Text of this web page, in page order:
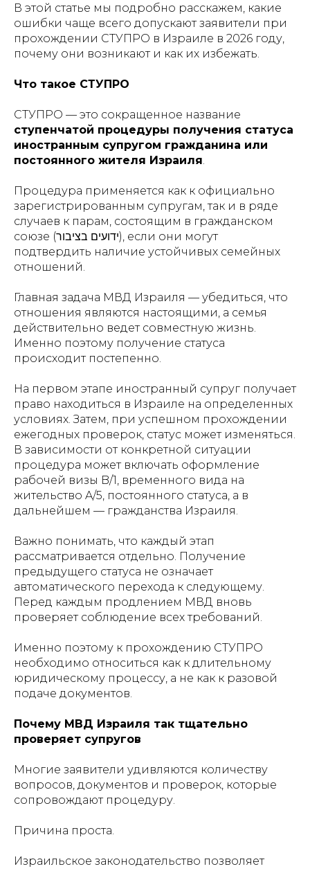
В этой статье мы подробно расскажем, какие
ошибки чаще всего допускают заявители при
прохождении СТУПРО в Израиле в 2026 году,
почему они возникают и как их избежать.
Что такое СТУПРО
СТУПРО — это сокращенное название
ступенчатой процедуры получения статуса
иностранным супругом гражданина или
постоянного жителя Израиля
Процедура применяется как к официально
зарегистрированным супругам, так и в ряде
случаев к парам, состоящим в гражданском
союзе (ידועים בציבור), если они могут
подтвердить наличие устойчивых семейных
отношений.
Главная задача МВД Израиля — убедиться, что
отношения являются настоящими, а семья
действительно ведет совместную жизнь.
Именно поэтому получение статуса
происходит постепенно.
На первом этапе иностранный супруг получает
право находиться в Израиле на определенных
условиях. Затем, при успешном прохождении
ежегодных проверок, статус может изменяться.
В зависимости от конкретной ситуации
процедура может включать оформление
рабочей визы B/1, временного вида на
жительство A/5, постоянного статуса, а в
дальнейшем — гражданства Израиля.
Важно понимать, что каждый этап
рассматривается отдельно. Получение
предыдущего статуса не означает
автоматического перехода к следующему.
Перед каждым продлением МВД вновь
проверяет соблюдение всех требований.
Именно поэтому к прохождению СТУПРО
необходимо относиться как к длительному
юридическому процессу, а не как к разовой
подаче документов.
Почему МВД Израиля так тщательно
проверяет супругов
Многие заявители удивляются количеству
вопросов, документов и проверок, которые
сопровождают процедуру.
Причина проста.
Израильское законодательство позволяет